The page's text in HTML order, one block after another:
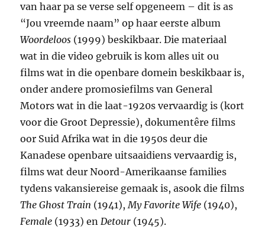
van haar pa se verse self opgeneem – dit is as
“Jou vreemde naam” op haar eerste album
Woordeloos (1999) beskikbaar. Die materiaal
wat in die video gebruik is kom alles uit ou
films wat in die openbare domein beskikbaar is,
onder andere promosiefilms van General
Motors wat in die laat-1920s vervaardig is (kort
voor die Groot Depressie), dokumentêre films
oor Suid Afrika wat in die 1950s deur die
Kanadese openbare uitsaaidiens vervaardig is,
films wat deur Noord-Amerikaanse families
tydens vakansiereise gemaak is, asook die films
The Ghost Train (1941),My Favorite Wife (1940),
Female (1933) enDetour (1945).